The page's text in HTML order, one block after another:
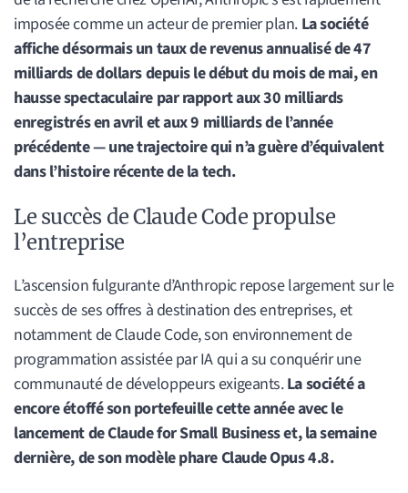
imposée comme un acteur de premier plan. La société
affiche désormais un taux de revenus annualisé de 47
milliards de dollars depuis le début du mois de mai, en
hausse spectaculaire par rapport aux 30 milliards
enregistrés en avril et aux 9 milliards de l’année
précédente — une trajectoire qui n’a guère d’équivalent
dans l’histoire récente de la tech.
Le succès de Claude Code propulse
l’entreprise
L’ascension fulgurante d’Anthropic repose largement sur le
succès de ses offres à destination des entreprises, et
notamment de Claude Code, son environnement de
programmation assistée par IA qui a su conquérir une
communauté de développeurs exigeants.La société a
encore étoffé son portefeuille cette année avec le
lancement de Claude for Small Business et, la semaine
dernière, de son modèle phare Claude Opus 4.8.